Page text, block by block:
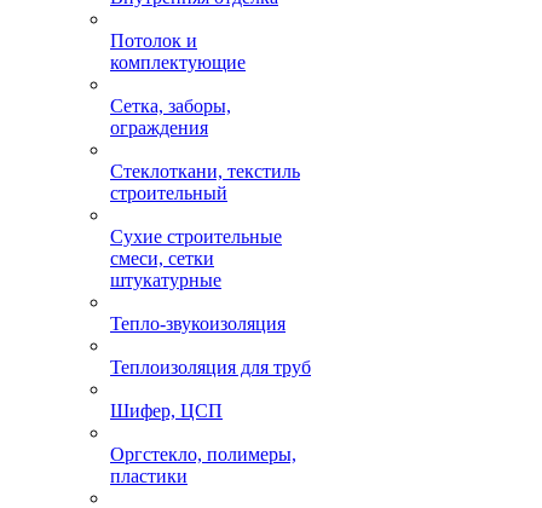
Потолок и
комплектующие
Сетка, заборы,
ограждения
Стеклоткани, текстиль
строительный
Сухие строительные
смеси, сетки
штукатурные
Тепло-звукоизоляция
Теплоизоляция для труб
Шифер, ЦСП
Оргстекло, полимеры,
пластики